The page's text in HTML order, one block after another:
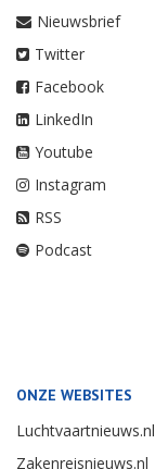
Nieuwsbrief
Twitter
Facebook
LinkedIn
Youtube
Instagram
RSS
Podcast
ONZE WEBSITES
Luchtvaartnieuws.nl
Zakenreisnieuws.nl